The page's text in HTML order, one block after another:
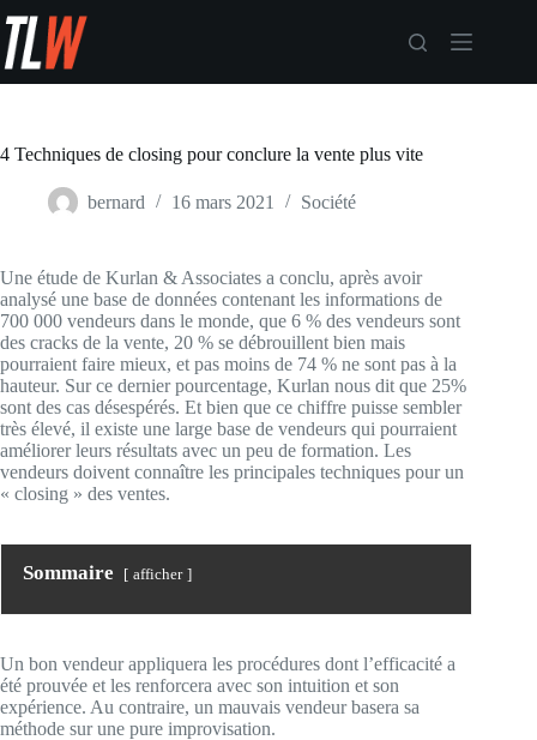
au
contenu
4 Techniques de closing pour conclure la vente plus vite
bernard 16 mars 2021 Société
Une étude de Kurlan & Associates a conclu, après avoir
analysé une base de données contenant les informations de
700 000 vendeurs dans le monde, que 6 % des vendeurs sont
des cracks de la vente, 20 % se débrouillent bien mais
pourraient faire mieux, et pas moins de 74 % ne sont pas à la
hauteur. Sur ce dernier pourcentage, Kurlan nous dit que 25%
sont des cas désespérés. Et bien que ce chiffre puisse sembler
très élevé, il existe une large base de vendeurs qui pourraient
améliorer leurs résultats avec un peu de formation. Les
vendeurs doivent connaître les principales techniques pour un
« closing » des ventes.
Sommaire afficher
Un bon vendeur appliquera les procédures dont l’efficacité a
été prouvée et les renforcera avec son intuition et son
expérience. Au contraire, un mauvais vendeur basera sa
méthode sur une pure improvisation.